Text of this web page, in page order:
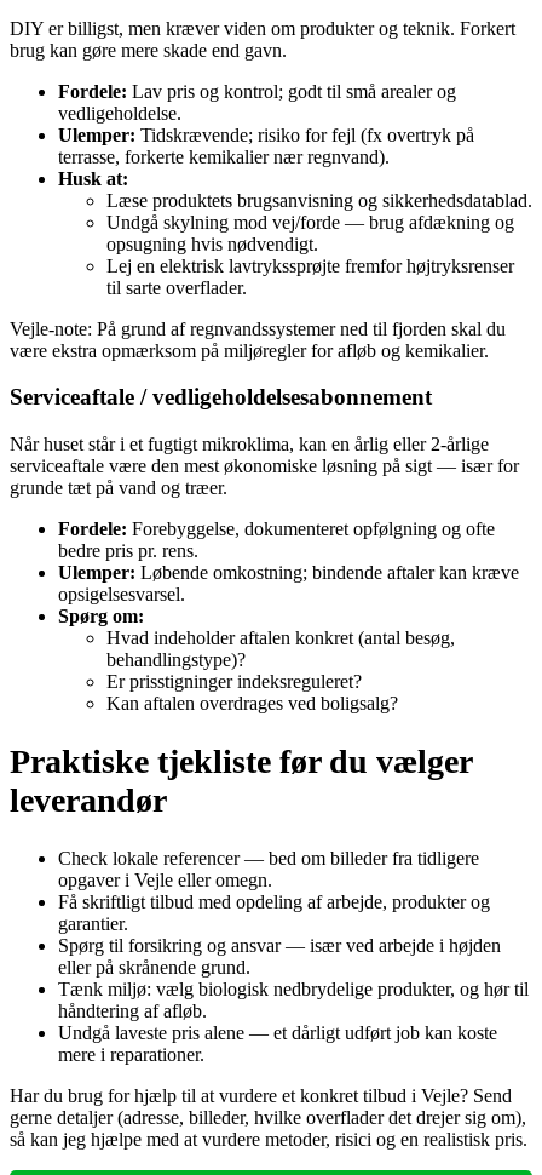
DIY er billigst, men kræver viden om produkter og teknik. Forkert
brug kan gøre mere skade end gavn.
Fordele: Lav pris og kontrol; godt til små arealer og
vedligeholdelse.
Ulemper: Tidskrævende; risiko for fejl (fx overtryk på
terrasse, forkerte kemikalier nær regnvand).
Husk at:
Læse produktets brugsanvisning og sikkerhedsdatablad.
Undgå skylning mod vej/forde — brug afdækning og
opsugning hvis nødvendigt.
Lej en elektrisk lavtrykssprøjte fremfor højtryksrenser
til sarte overflader.
Vejle‑note: På grund af regnvandssystemer ned til fjorden skal du
være ekstra opmærksom på miljøregler for afløb og kemikalier.
Serviceaftale / vedligeholdelsesabonnement
Når huset står i et fugtigt mikroklima, kan en årlig eller 2‑årlige
serviceaftale være den mest økonomiske løsning på sigt — især for
grunde tæt på vand og træer.
Fordele: Forebyggelse, dokumenteret opfølgning og ofte
bedre pris pr. rens.
Ulemper: Løbende omkostning; bindende aftaler kan kræve
opsigelsesvarsel.
Spørg om:
Hvad indeholder aftalen konkret (antal besøg,
behandlingstype)?
Er prisstigninger indeksreguleret?
Kan aftalen overdrages ved boligsalg?
Praktiske tjekliste før du vælger
leverandør
Check lokale referencer — bed om billeder fra tidligere
opgaver i Vejle eller omegn.
Få skriftligt tilbud med opdeling af arbejde, produkter og
garantier.
Spørg til forsikring og ansvar — især ved arbejde i højden
eller på skrånende grund.
Tænk miljø: vælg biologisk nedbrydelige produkter, og hør til
håndtering af afløb.
Undgå laveste pris alene — et dårligt udført job kan koste
mere i reparationer.
Har du brug for hjælp til at vurdere et konkret tilbud i Vejle? Send
gerne detaljer (adresse, billeder, hvilke overflader det drejer sig om),
så kan jeg hjælpe med at vurdere metoder, risici og en realistisk pris.